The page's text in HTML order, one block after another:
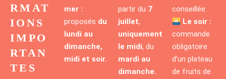
RMAT
IONS
IMPO
RTAN
TES
mer :
proposés du
lundi au
dimanche,
midi et soir.
partir du 7
juillet,
uniquement
le midi, du
mardi au
dimanche.
conseillée.
Le soir :
commande
obligatoire
d’un plateau
de fruits de